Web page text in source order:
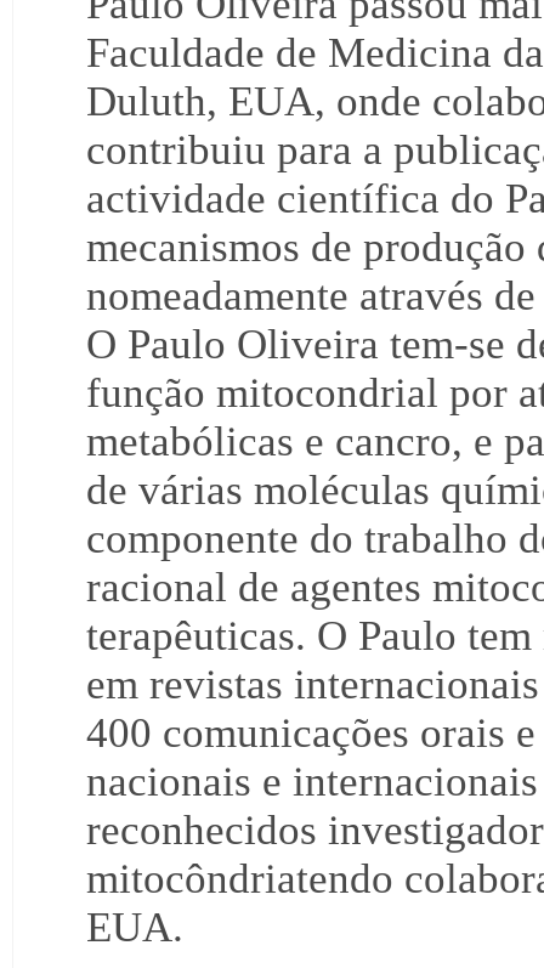
Faculdade de Medicina
Duluth, EUA, onde
contribuiu para a
actividade científica do
mecanismos de
nomeadamente através
O Paulo Oliveira tem-se
função mitocondrial por
metabólicas e cancro, e
de várias moléculas
componente do trabalho
racional de agentes
terapêuticas. O Paulo
em revistas
400 comunicações orais
nacionais e
reconhecidos
mitocôndriatendo
EUA.